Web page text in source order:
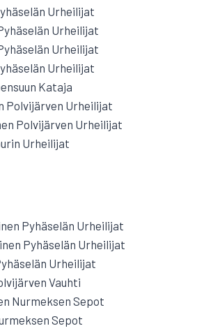
Urheilijat
Urheilijat
Urheilijat
Urheilijat
Kataja
Polvijärven Urheilijat
Polvijärven Urheilijat
Urheilijat
Pyhäselän Urheilijat
Pyhäselän Urheilijat
Urheilijat
Vauhti
Nurmeksen Sepot
Sepot